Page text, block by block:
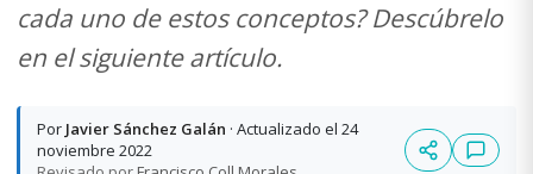
cada uno de estos conceptos? Descúbrelo
en el siguiente artículo.
Por Javier Sánchez Galán · Actualizado el 24
noviembre 2022